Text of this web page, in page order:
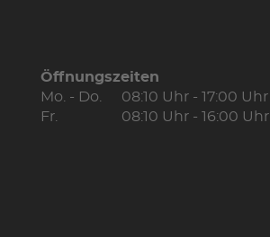
Öffnungszeiten
Mo. - Do.
08:10 Uhr - 17:00 Uhr
Fr.
08:10 Uhr - 16:00 Uhr